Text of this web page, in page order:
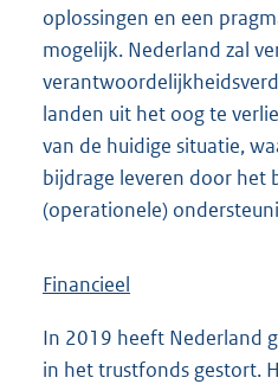
oplossingen en een
mogelijk. Nederland zal
landen uit het oog te
van de huidige situatie,
bijdrage leveren door het
(operationele)
Financieel
In 2019 heeft Nederland
in het trustfonds gestort.